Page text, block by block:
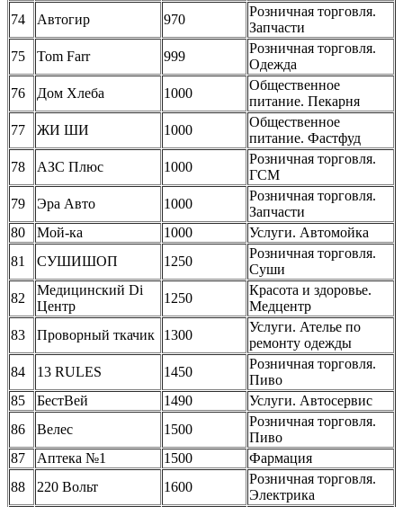
74
Автогир 970
Розничная торговля.
Запчасти
75
Tom Farr 999
Розничная торговля.
Одежда
76
Дом Хлеба 1000
Общественное
питание. Пекарня
77
ЖИ ШИ 1000
Общественное
питание. Фастфуд
78
АЗС Плюс 1000
Розничная торговля.
ГСМ
79
Эра Авто 1000
Розничная торговля.
Запчасти
80
Мой-ка 1000
Услуги. Автомойка
81
СУШИШОП 1250
Розничная торговля.
Суши
82
Медицинский Di
Центр
1250
Красота и здоровье.
Медцентр
83
Проворный ткачик 1300
Услуги. Ателье по
ремонту одежды
84
13 RULES 1450
Розничная торговля.
Пиво
85
БестВей 1490
Услуги. Автосервис
86
Велес 1500
Розничная торговля.
Пиво
87
Аптека №1 1500
Фармация
88
220 Вольт 1600
Розничная торговля.
Электрика